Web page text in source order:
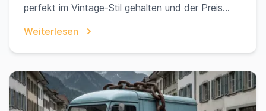
perfekt im Vintage-Stil gehalten und der Preis
Weiterlesen